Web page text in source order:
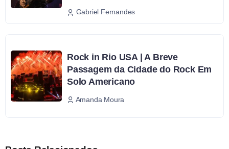
Gabriel Fernandes
Rock in Rio USA | A Breve
Passagem da Cidade do Rock Em
Solo Americano
Amanda Moura